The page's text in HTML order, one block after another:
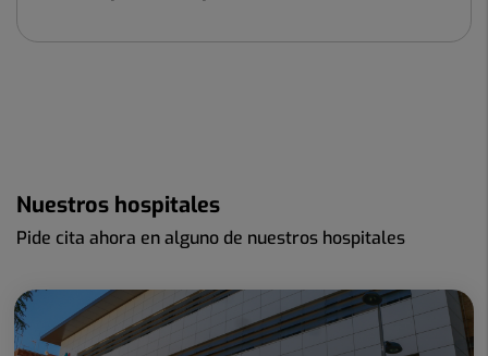
Nuestros hospitales
Pide cita ahora en alguno de nuestros hospitales